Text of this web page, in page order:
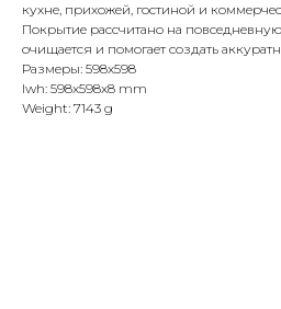
кухне, прихожей, гостиной и
Покрытие рассчитано на
очищается и помогает создать
Размеры: 598x598
lwh: 598x598x8 mm
Weight: 7143 g